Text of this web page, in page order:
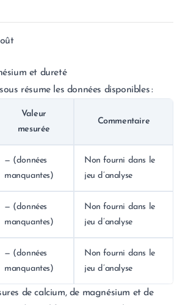
et dureté
résume les données disponibles :
Valeur
mesurée
Commentaire
— (données
manquantes)
Non fourni dans le
jeu d’analyse
— (données
manquantes)
Non fourni dans le
jeu d’analyse
— (données
manquantes)
Non fourni dans le
jeu d’analyse
de calcium, de magnésium et de